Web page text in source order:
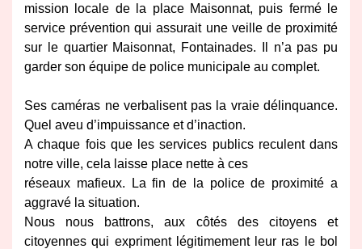
mission locale de la place Maisonnat, puis fermé le
service prévention qui assurait une veille de proximité
sur le quartier Maisonnat, Fontainades. Il n’a pas pu
garder son équipe de police municipale au complet.
Sescaméras ne verbalisent pas la vraie délinquance.
Quel aveu d’impuissance et d’inaction.
A chaque fois que les services publics reculent dans
notre ville, cela laisse place nette à ces
réseaux mafieux. La fin de la police de proximité a
aggravé la situation.
Nous nous battrons, aux côtés des citoyens et
citoyennes qui expriment légitimement leur ras
le bol